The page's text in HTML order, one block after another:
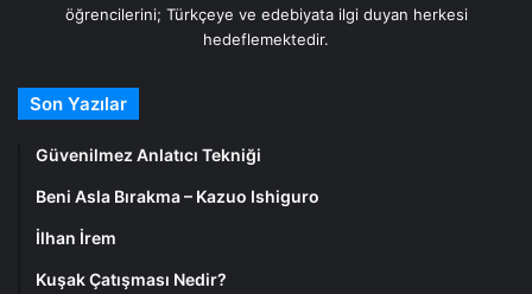
öğrencilerini; Türkçeye ve edebiyata ilgi duyan herkesi
hedeflemektedir.
Son Yazılar
Güvenilmez Anlatıcı Tekniği
Beni Asla Bırakma – Kazuo Ishiguro
İlhan İrem
Kuşak Çatışması Nedir?